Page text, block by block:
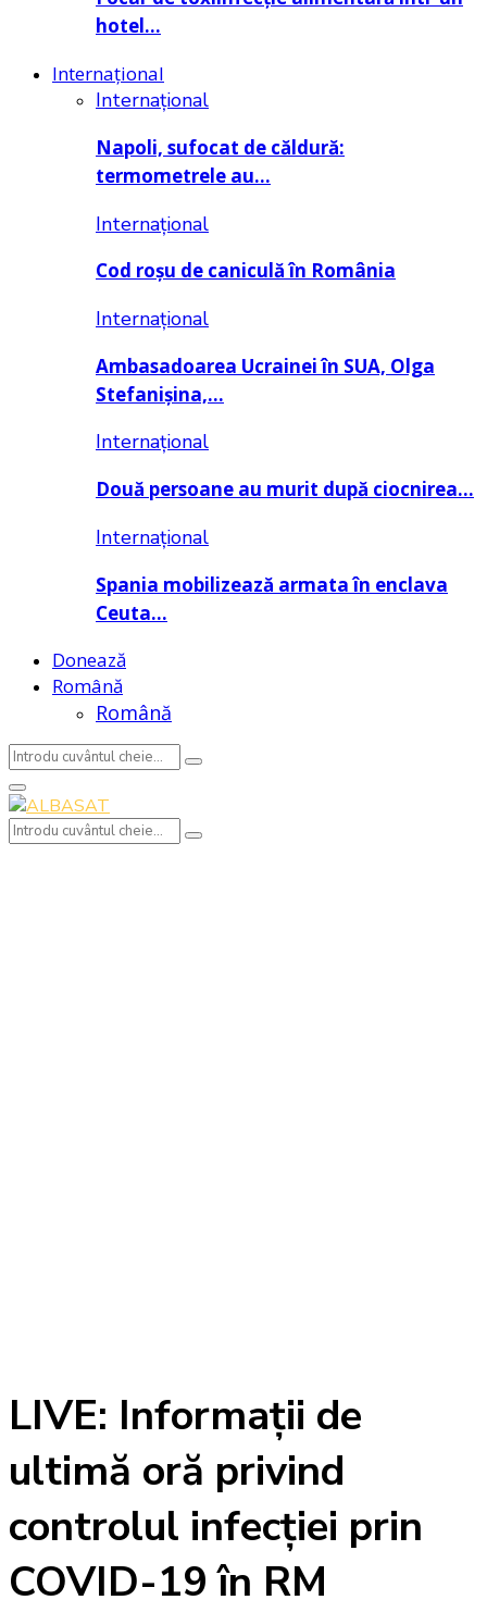
hotel…
Internațional
Internațional
Napoli, sufocat de căldură:
termometrele au…
Internațional
Cod roșu de caniculă în România
Internațional
Ambasadoarea Ucrainei în SUA, Olga
Stefanișina,…
Internațional
Două persoane au murit după ciocnirea…
Internațional
Spania mobilizează armata în enclava
Ceuta…
Donează
Română
Română
Search
for:
Search
Primary
Menu
Search
Search
LIVE: Informații de
ultimă oră privind
controlul infecției prin
COVID-19 în RM